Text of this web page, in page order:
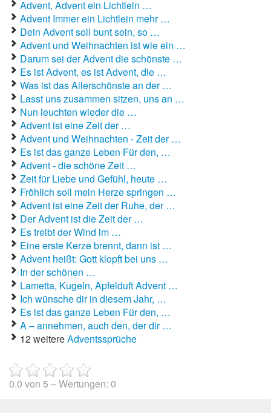
Advent, Advent ein Lichtlein …
Advent Immer ein Lichtlein mehr …
Dein Advent soll bunt sein, so …
Advent und Weihnachten ist wie ein …
Darum sei der Advent die schönste …
Es ist Advent, es ist Advent, die …
Was ist das Allerschönste an der …
Lasst uns zusammen sitzen, uns an …
Nun leuchten wieder die …
Advent ist eine Zeit der …
Advent und Weihnachten - Zeit der …
Es ist das ganze Leben Für den, …
Advent - die schöne Zeit …
Zeit für Liebe und Gefühl, heute …
Fröhlich soll mein Herze springen …
Advent ist eine Zeit der Ruhe, der …
Der Advent ist die Zeit der …
Es treibt der Wind im …
Eine erste Kerze brennt, dann ist …
Advent heißt: Gott klopft bei uns …
In der schönen …
Lametta, Kugeln, Apfelduft Advent …
Ich wünsche dir in diesem Jahr, …
Es ist das ganze Leben Für den, …
A – annehmen, auch den, der dir …
12 weitereAdventssprüche
0.0 von 5 – Wertungen: 0